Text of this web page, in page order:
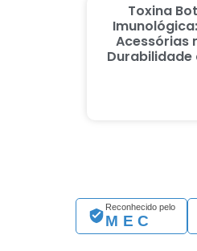
Toxina
Acessórias
Durabilidade
Reconhecido pelo
MEC